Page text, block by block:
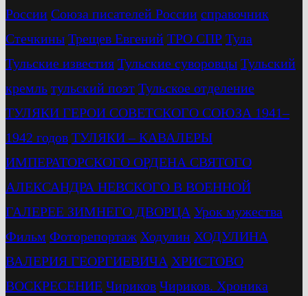
России Союза писателей России справочник
Стечкины Трещев Евгений ТРО СПР Тула
Тульские известия Тульские суворовцы Тульский
кремль тульский поэт Тульское отделение
ТУЛЯКИ ГЕРОИ СОВЕТСКОГО СОЮЗА 1941–
1942 годов ТУЛЯКИ – КАВАЛЕРЫ
ИМПЕРАТОРСКОГО ОРДЕНА СВЯТОГО
АЛЕКСАНДРА НЕВСКОГО В ВОЕННОЙ
ГАЛЕРЕЕ ЗИМНЕГО ДВОРЦА Урок мужества
Фильм Фоторепортаж Ходулин ХОДУЛИНА
ВАЛЕРИЯ ГЕОРГИЕВИЧА ХРИСТОВО
ВОСКРЕСЕНИЕ Чириков Чириков. Хроника